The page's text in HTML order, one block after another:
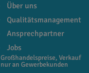
Über uns
Qualitätsmanagement
Ansprechpartner
Jobs
Großhandelspreise, Verkauf
nur an Gewerbekunden